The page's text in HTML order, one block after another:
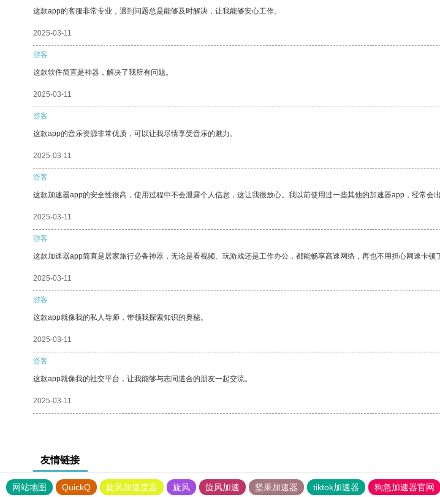
这款app的客服非常专业，遇到问题总是能够及时解决，让我能够安心工作。
2025-03-11
游客
这款软件简直是神器，解决了我所有问题。
2025-03-11
游客
这款app的音乐资源非常优质，可以让我尽情享受音乐的魅力。
2025-03-11
游客
这款加速器app的安全性很高，使用过程中不会泄露个人信息，这让我很放心。我以前使用过一些其他的加速器app，经常会
2025-03-11
游客
这款加速器app简直是居家旅行必备神器，无论是看视频、玩游戏还是工作办公，都能畅享高速网络，再也不用担心网速卡
2025-03-11
游客
这款app就像我的私人导师，带领我探索知识的奥秘。
2025-03-11
游客
这款app就像我的社交平台，让我能够与志同道合的朋友一起交流。
2025-03-11
友情链接
网站地图 QuickQ 旋风加速度器 旋风 旋风加速 坚果加速器 tiktok加速器 狗急加速器官网